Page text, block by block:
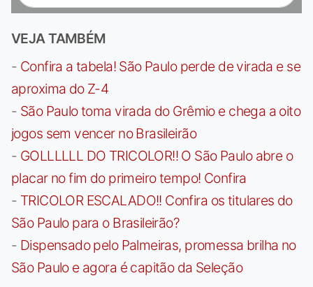
VEJA TAMBÉM
- Confira a tabela! São Paulo perde de virada e se
aproxima do Z-4
- São Paulo toma virada do Grêmio e chega a oito
jogos sem vencer no Brasileirão
- GOLLLLLL DO TRICOLOR!! O São Paulo abre o
placar no fim do primeiro tempo! Confira
- TRICOLOR ESCALADO!! Confira os titulares do
São Paulo para o Brasileirão?
- Dispensado pelo Palmeiras, promessa brilha no
São Paulo e agora é capitão da Seleção